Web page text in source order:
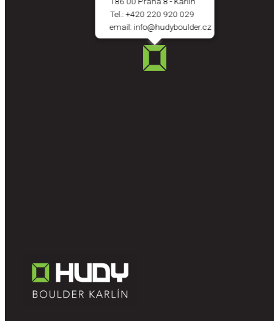
Tel.:+420 220 920 029
email: info@hudyboulder.cz